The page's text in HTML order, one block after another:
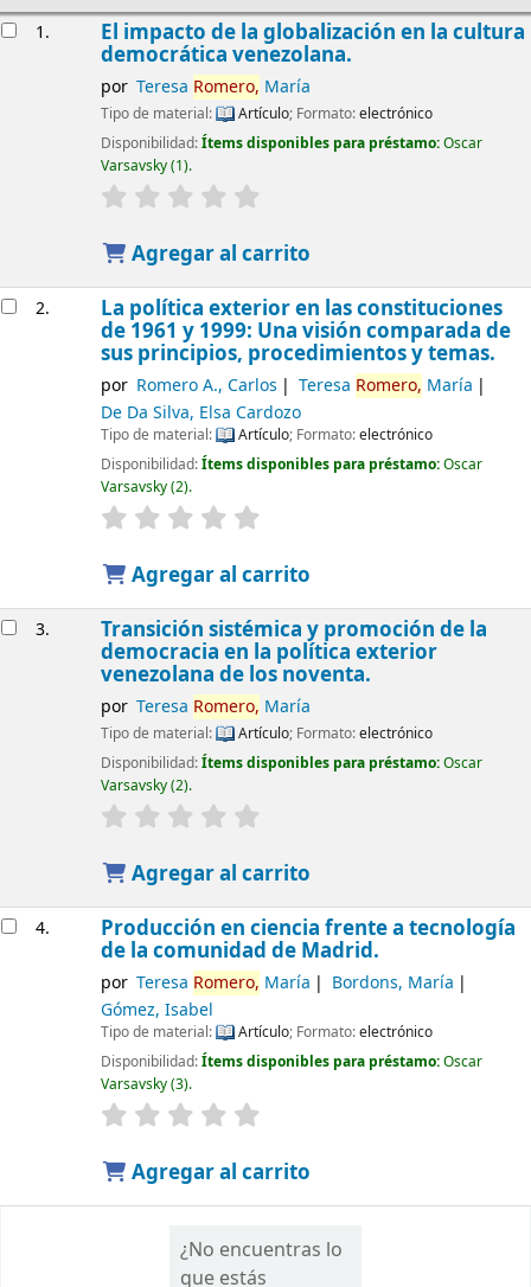
1. El impacto de la globalización en la cultura
democrática venezolana.
por Teresa Romero, María
Tipo de material: Artículo; Formato:electrónico
Disponibilidad:Ítems disponibles para préstamo:Oscar
Varsavsky(1).
Agregar al carrito
2. La política exterior en las constituciones
de 1961 y 1999: Una visión comparada de
sus principios, procedimientos y temas.
por Romero A., Carlos Teresa Romero, María
De Da Silva, Elsa Cardozo
Tipo de material: Artículo; Formato:electrónico
Disponibilidad:Ítems disponibles para préstamo:Oscar
Varsavsky(2).
Agregar al carrito
3. Transición sistémica y promoción de la
democracia en la política exterior
venezolana de los noventa.
por Teresa Romero, María
Tipo de material: Artículo; Formato:electrónico
Disponibilidad:Ítems disponibles para préstamo:Oscar
Varsavsky(2).
Agregar al carrito
4. Producción en ciencia frente a tecnología
de la comunidad de Madrid.
por Teresa Romero, María
Bordons, María
Gómez, Isabel
Tipo de material: Artículo; Formato:electrónico
Disponibilidad:Ítems disponibles para préstamo:Oscar
Varsavsky(3).
Agregar al carrito
¿No encuentras lo
que estás